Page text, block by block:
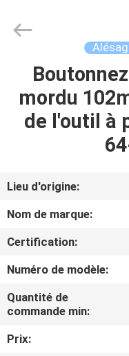
MAISON
DES
AU
SUJET
DE
VISITE
(Beijing)
mordu
de l'outil à
Lieu d'origine:
Nom de marque:
Certification:
Numéro de modèle:
Quantité de
commande min:
Prix: